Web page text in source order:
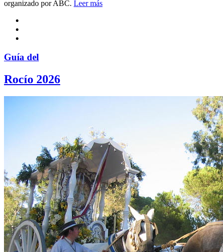
organizado por ABC. Leer más
Guía del
Rocío 2026